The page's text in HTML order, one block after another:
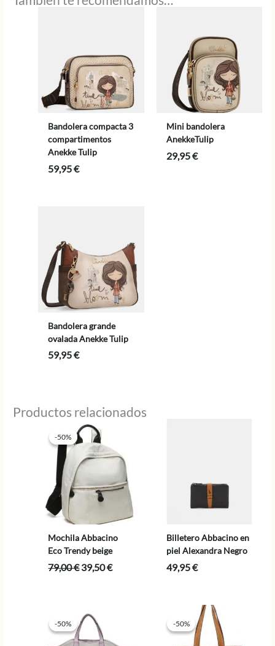
Bandolera compacta 3
compartimentos
Anekke Tulip
59,95€
Mini bandolera
AnekkeTulip
29,95€
Bandolera grande
ovalada Anekke Tulip
59,95€
Productos relacionados
-50%
-50%
Mochila Abbacino
Eco Trendy beige
79,00€El
79,00 €.
39,50€El
Billetero Abbacino en
piel Alexandra Negro
49,95€
-50%
-50% -50%
-50%